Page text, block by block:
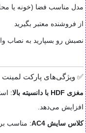
مدل مناسب فضا (خونه یا
از فروشنده معتبر بگیرید
نصبش رو بسپارید به نصاب
✅ ویژگی‌های پارکت لمینت
مغزی HDF با دانسیته بالا :
افزایش می‌دهد
کلاس سایش AC4 : مناسب